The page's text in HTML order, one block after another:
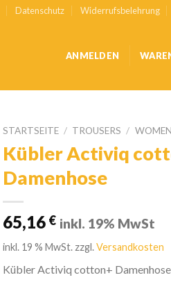
Datenschutz Widerrufsbelehrung
ANMELDEN
STARTSEITE / TROUSERS / WOMEN
Kübler Activiq
Damenhose
65,16€ inkl. 19% MwSt
inkl. 19 % MwSt. zzgl.Versandkosten
Kübler Activiq cotton+ Damenhose